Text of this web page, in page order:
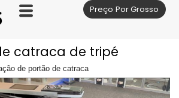
Preço Por Grosso
catraca de tripé
de portão de catraca